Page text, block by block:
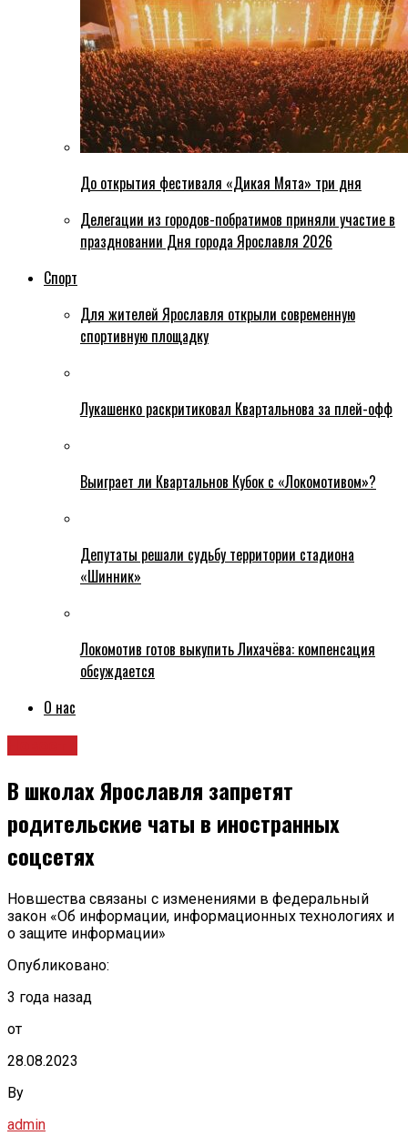
До открытия фестиваля «Дикая Мята» три дня
Делегации из городов-побратимов приняли участие в
праздновании Дня города Ярославля 2026
Спорт
Для жителей Ярославля открыли современную
спортивную площадку
Лукашенко раскритиковал Квартальнова за плей-офф
Выиграет ли Квартальнов Кубок с «Локомотивом»?
Депутаты решали судьбу территории стадиона
«Шинник»
Локомотив готов выкупить Лихачёва: компенсация
обсуждается
О нас
В школах Ярославля запретят
родительские чаты в иностранных
соцсетях
Новшества связаны с изменениями в федеральный
закон «Об информации, информационных технологиях и
о защите информации»
Опубликовано:
3 года назад
от
28.08.2023
By
admin